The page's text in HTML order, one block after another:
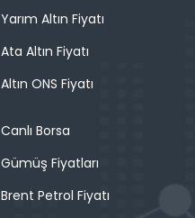
Yarım Altın Fiyatı
Ata Altın Fiyatı
Altın ONS Fiyatı
Canlı Borsa
Gümüş Fiyatları
Brent Petrol Fiyatı